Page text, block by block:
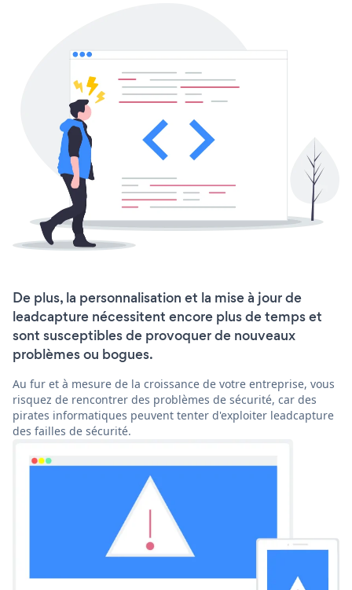
De plus, la personnalisation et la mise à jour de
leadcapture nécessitent encore plus de temps et
sont susceptibles de provoquer de nouveaux
problèmes ou bogues.
Au fur et à mesure de la croissance de votre entreprise, vous
risquez de rencontrer des problèmes de sécurité, car des
pirates informatiques peuvent tenter d'exploiter leadcapture
des failles de sécurité.